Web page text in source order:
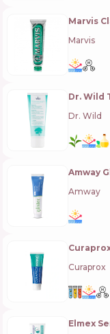
Marvis
Marvis
Dr. Wild
Dr. Wild
Amway
Amway
Curaprox
Elmex